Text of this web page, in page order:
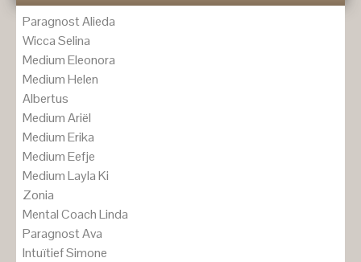
Paragnost Alieda
Wicca Selina
Medium Eleonora
Medium Helen
Albertus
Medium Ariël
Medium Erika
Medium Eefje
Medium Layla Ki
Zonia
Mental Coach Linda
Paragnost Ava
Intuïtief Simone